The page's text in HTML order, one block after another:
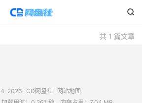

共 1 篇文章
2026 CD网盘社
网站地图